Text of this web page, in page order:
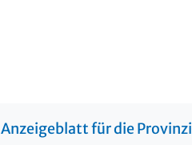
Anzeigeblatt für die